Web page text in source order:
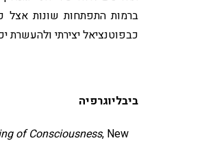
ברמות התפתחות שונות אצל
כבפוטנציאל יצירתי ולהעשרת
ביבליוגרפיה
of Consciousness, New